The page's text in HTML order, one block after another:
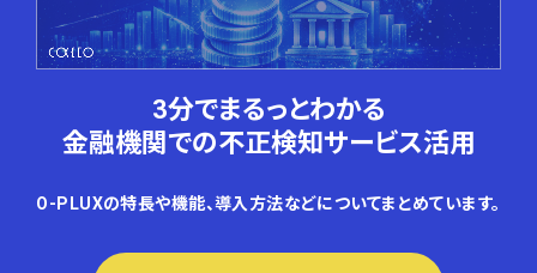
3分でまるっとわかる
金融機関での不正検知サービス活用
O-PLUXの特長や機能、導入方法などについてまとめています。